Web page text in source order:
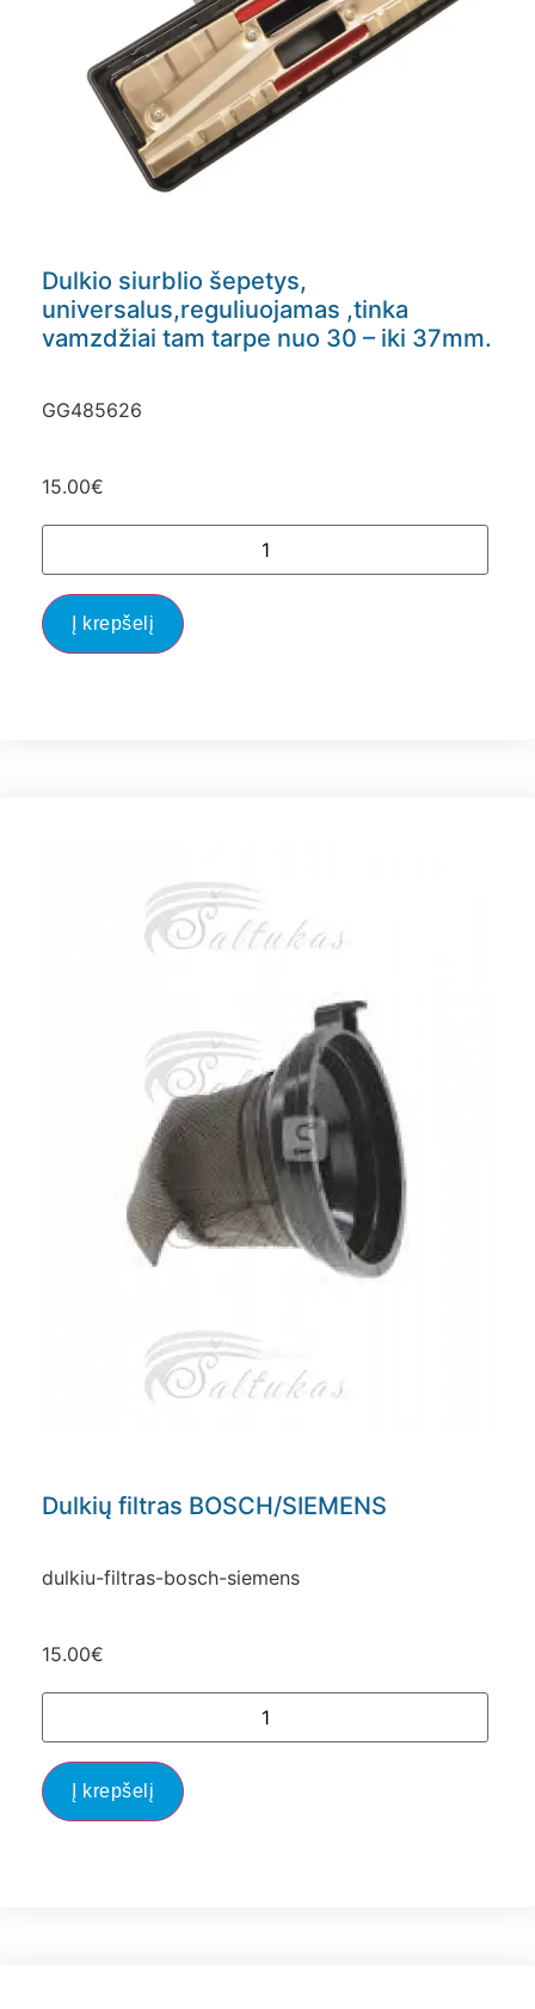
Dulkio siurblio šepetys,
universalus,reguliuojamas ,tinka
vamzdžiai tam tarpe nuo 30 – iki 37mm.
GG485626
15.00€
Į krepšelį
Dulkių filtras BOSCH/SIEMENS
dulkiu-filtras-bosch-siemens
15.00€
Į krepšelį